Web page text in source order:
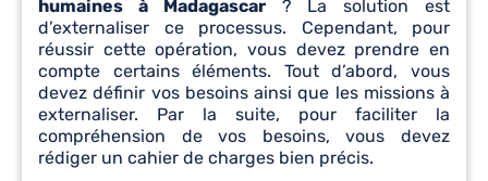
humaines à Madagascar? La solution est
d’externaliser ce processus. Cependant, pour
réussir cette opération, vous devez prendre en
compte certains éléments. Tout d’abord, vous
devez définir vos besoins ainsi que les missions à
externaliser. Par la suite, pour faciliter la
compréhension de vos besoins, vous devez
rédiger un cahier de charges bien précis.